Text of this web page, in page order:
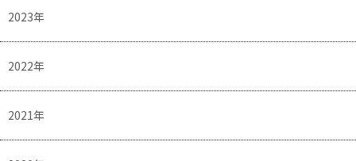
2023年
2022年
2021年